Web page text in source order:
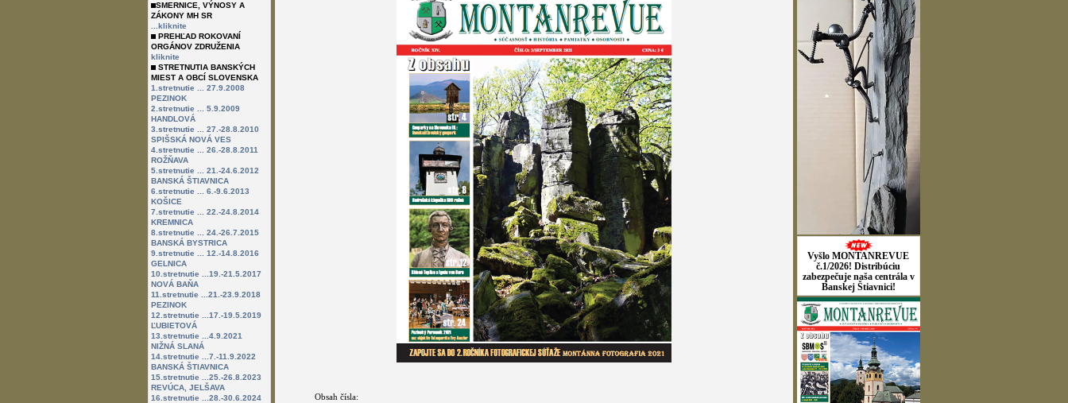
SMERNICE, VÝNOSY A
ZÁKONY MH SR
...kliknite
PREHĽAD ROKOVANÍ
ORGÁNOV ZDRUŽENIA
kliknite
STRETNUTIA BANSKÝCH
MIEST A OBCÍ SLOVENSKA
1.stretnutie ... 27.9.2008
PEZINOK
2.stretnutie ... 5.9.2009
HANDLOVÁ
3.stretnutie ... 27.-28.8.2010
SPIŠSKÁ NOVÁ VES
4.stretnutie ... 26.-28.8.2011
ROŽŇAVA
5.stretnutie ... 21.-24.6.2012
BANSKÁ ŠTIAVNICA
6.stretnutie ... 6.-9.6.2013
KOŠICE
7.stretnutie ... 22.-24.8.2014
KREMNICA
8.stretnutie ... 24.-26.7.2015
BANSKÁ BYSTRICA
9.stretnutie ... 12.-14.8.2016
GELNICA
10.stretnutie ...19.-21.5.2017
NOVÁ BAŇA
11.stretnutie ...21.-23.9.2018
PEZINOK
12.stretnutie ...17.-19.5.2019
ĽUBIETOVÁ
13.stretnutie ...4.9.2021
NIŽNÁ SLANÁ
14.stretnutie ...7.-11.9.2022
BANSKÁ ŠTIAVNICA
15.stretnutie ...25.-26.8.2023
REVÚCA, JELŠAVA
16.stretnutie ...28.-30.6.2024
Vyšlo MONTANREVUE
č.1/2026! Distribúciu
zabezpečuje naša centrála v
Banskej Štiavnici!
Obsah čísla: